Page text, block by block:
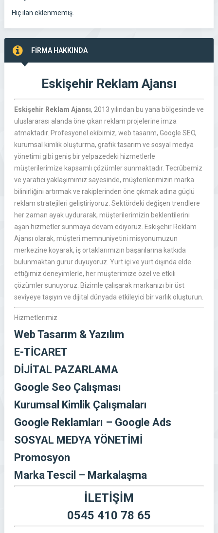
Hiç ilan eklenmemiş.
FİRMA HAKKINDA
Eskişehir Reklam Ajansı
Eskişehir Reklam Ajansı, 2013 yılından bu yana bölgesinde ve
uluslararası alanda öne çıkan reklam projelerine imza
atmaktadır. Profesyonel ekibimiz, web tasarım, Google SEO,
kurumsal kimlik oluşturma, grafik tasarım ve sosyal medya
yönetimi gibi geniş bir yelpazedeki hizmetlerle
müşterilerimize kapsamlı çözümler sunmaktadır. Tecrübemiz
ve yaratıcı yaklaşımımız sayesinde, müşterilerimizin marka
bilinirliğini artırmak ve rakiplerinden öne çıkmak adına güçlü
reklam stratejileri geliştiriyoruz. Sektördeki değişen trendlere
her zaman ayak uydurarak, müşterilerimizin beklentilerini
aşan hizmetler sunmaya devam ediyoruz. Eskişehir Reklam
Ajansı olarak, müşteri memnuniyetini misyonumuzun
merkezine koyarak, iş ortaklarımızın başarılarına katkıda
bulunmaktan gurur duyuyoruz. Yurt içi ve yurt dışında elde
ettiğimiz deneyimlerle, her müşterimize özel ve etkili
çözümler sunuyoruz. Bizimle çalışarak markanızı bir üst
seviyeye taşıyın ve dijital dünyada etkileyici bir varlık oluşturun.
Hizmetlerimiz
Web Tasarım & Yazılım
E-TİCARET
DİJİTAL PAZARLAMA
Google Seo Çalışması
Kurumsal Kimlik Çalışmaları
Google Reklamları – Google Ads
SOSYAL MEDYA YÖNETİMİ
Promosyon
Marka Tescil – Markalaşma
İLETİŞİM
0545 410 78 65